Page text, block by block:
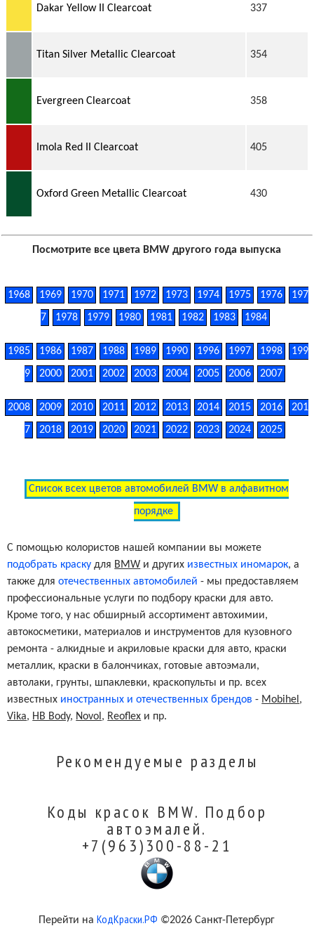
Dakar Yellow II Clearcoat 337
Titan Silver Metallic Clearcoat 354
Evergreen Clearcoat 358
Imola Red II Clearcoat 405
Oxford Green Metallic Clearcoat 430
Посмотрите все цвета BMW другого года выпуска
1968 1969 1970 1971 1972 1973 1974 1975 1976
197
7
1978 1979 1980 1981 1982 1983 1984
1985 1986 1987 1988 1989 1990 1996 1997 1998
199
9
2000 2001 2002 2003 2004 2005 2006 2007
2008 2009 2010 2011 2012 2013 2014 2015 2016
201
7
2018 2019 2020 2021 2022 2023 2024 2025
Список всех цветов автомобилей BMW в алфавитном
порядке
С помощью колористов нашей компании вы можете
подобрать краску для BMW и других известных иномарок, а
также дляотечественных автомобилей - мы предоставляем
профессиональные услуги по подбору краски для авто.
Кроме того, у нас обширный ассортимент автохимии,
автокосметики, материалов и инструментов для кузовного
ремонта - алкидные и акриловые краски для авто, краски
металлик, краски в балончиках, готовые автоэмали,
автолаки, грунты, шпаклевки, краскопульты и пр. всех
известных иностранных и отечественных брендов - Mobihel ,
Vika, HB Body, Novol , Reoflex и пр.
Рекомендуемые разделы
Коды красок BMW. Подбор
автоэмалей.
+7(963)300-88-21
Перейти на КодКраски.РФ ©2026 Санкт-Петербург